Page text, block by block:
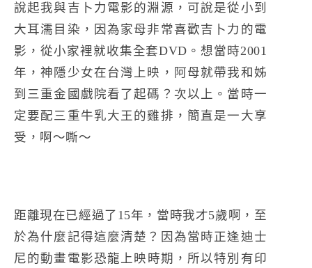
說起我與吉卜力電影的淵源，可說是從小到
大耳濡目染，因為家母非常喜歡吉卜力的電
影，從小家裡就收集全套DVD。想當時2001
年，神隱少女在台灣上映，阿母就帶我和姊
到三重金國戲院看了起碼？次以上。當時一
定要配三重牛乳大王的雞排，簡直是一大享
受，啊～嘶～
距離現在已經過了15年，當時我才5歲啊，至
於為什麼記得這麼清楚？因為當時正逢迪士
尼的動畫電影恐龍上映時期，所以特別有印